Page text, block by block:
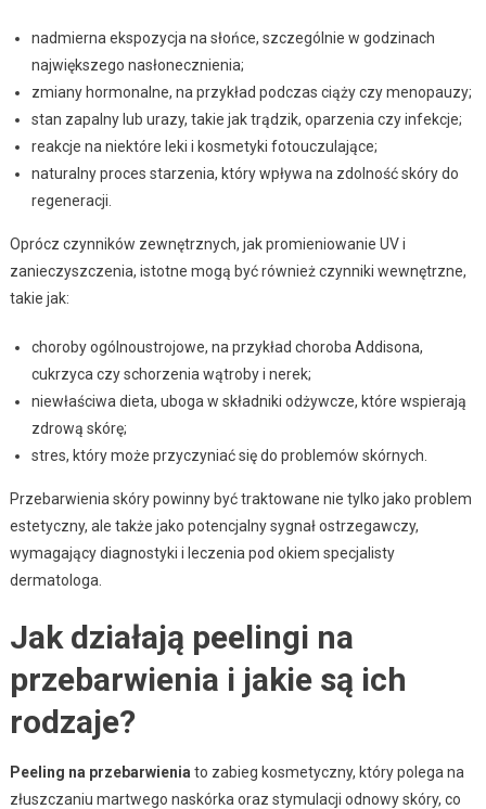
nadmierna ekspozycja na słońce, szczególnie w godzinach
największego nasłonecznienia;
zmiany hormonalne, na przykład podczas ciąży czy menopauzy;
stan zapalny lub urazy, takie jak trądzik, oparzenia czy infekcje;
reakcje na niektóre leki i kosmetyki fotouczulające;
naturalny proces starzenia, który wpływa na zdolność skóry do
regeneracji.
Oprócz czynników zewnętrznych, jak promieniowanie UV i
zanieczyszczenia, istotne mogą być również czynniki wewnętrzne,
takie jak:
choroby ogólnoustrojowe, na przykład choroba Addisona,
cukrzyca czy schorzenia wątroby i nerek;
niewłaściwa dieta, uboga w składniki odżywcze, które wspierają
zdrową skórę;
stres, który może przyczyniać się do problemów skórnych.
Przebarwienia skóry powinny być traktowane nie tylko jako problem
estetyczny, ale także jako potencjalny sygnał ostrzegawczy,
wymagający diagnostyki i leczenia pod okiem specjalisty
dermatologa.
Jak działają peelingi na
przebarwienia i jakie są ich
rodzaje?
Peeling na przebarwienia to zabieg kosmetyczny, który polega na
złuszczaniu martwego naskórka oraz stymulacji odnowy skóry, co